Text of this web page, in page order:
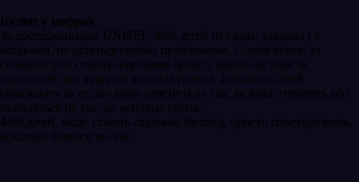
Булінг у цифрах
За дослідженнями UNISEF, 40% дітей ні з ким, зокрема і з
батьками, не діляться своїми проблемами. Сором'язливі та
спокійні діти стають жертвами булінгу вдвічі частіше за
однолітків, які відкриті до спілкування. Більшість дітей
ображають за те, що вони одягнуті не так, як інші, говорять або
поводяться не так, як основна група.
44% дітей, якщо стають свідками булінгу, просто спостерігають,
оскільки бояться за себе.